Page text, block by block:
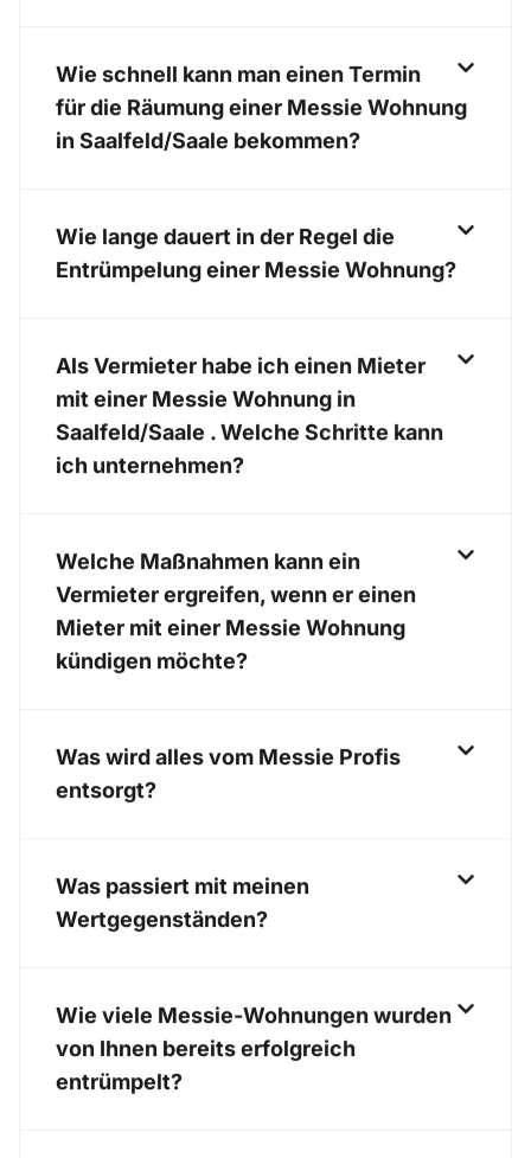
Wie schnell kann man einen Termin
für die Räumung einer Messie Wohnung
in Saalfeld/Saale bekommen?
Wie lange dauert in der Regel die
Entrümpelung einer Messie Wohnung?
Als Vermieter habe ich einen Mieter
mit einer Messie Wohnung in
Saalfeld/Saale . Welche Schritte kann
ich unternehmen?
Welche Maßnahmen kann ein
Vermieter ergreifen, wenn er einen
Mieter mit einer Messie Wohnung
kündigen möchte?
Was wird alles vom Messie Profis
entsorgt?
Was passiert mit meinen
Wertgegenständen?
Wie viele Messie-Wohnungen wurden
von Ihnen bereits erfolgreich
entrümpelt?